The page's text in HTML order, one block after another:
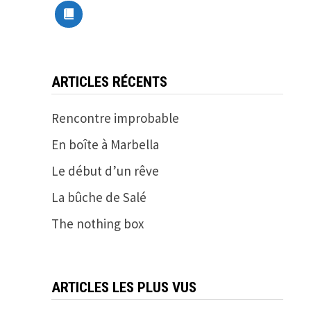
ARTICLES RÉCENTS
Rencontre improbable
En boîte à Marbella
Le début d’un rêve
La bûche de Salé
The nothing box
ARTICLES LES PLUS VUS